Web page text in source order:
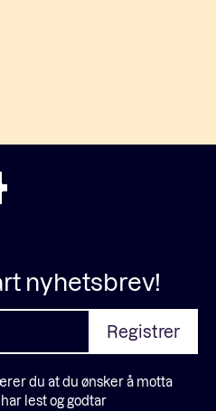
nyhetsbrev!
du at du ønsker å motta
lest og godtar